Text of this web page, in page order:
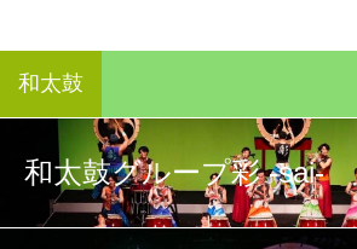
和太鼓
和太鼓グループ彩 -sai-